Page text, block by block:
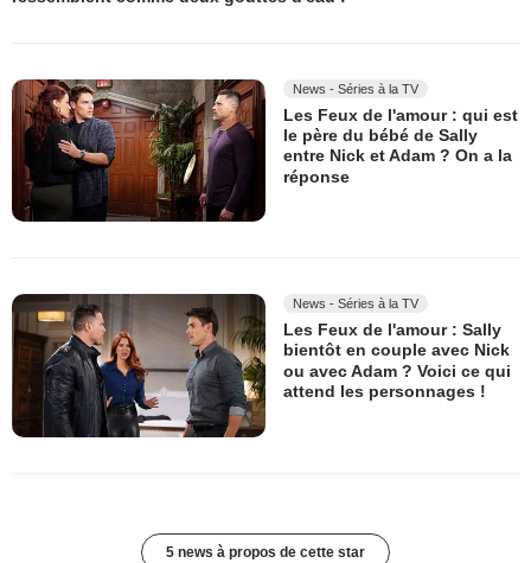
News - Séries à la TV
Les Feux de l'amour : qui est
le père du bébé de Sally
entre Nick et Adam ? On a la
réponse
News - Séries à la TV
Les Feux de l'amour : Sally
bientôt en couple avec Nick
ou avec Adam ? Voici ce qui
attend les personnages !
5 news à propos de cette star